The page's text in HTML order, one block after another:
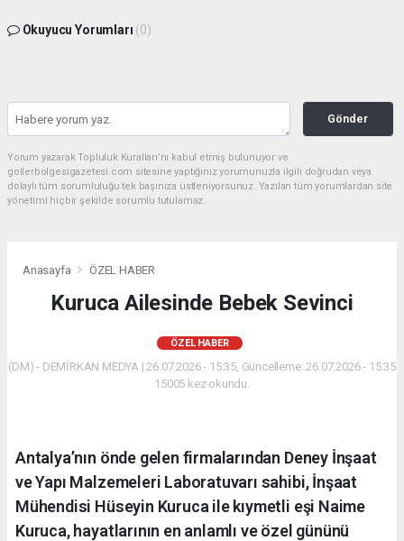
Okuyucu Yorumları (0)
Gönder
Yorum yazarak Topluluk Kuralları’nı kabul etmiş bulunuyor ve
gollerbolgesigazetesi.com sitesine yaptığınız yorumunuzla ilgili doğrudan veya
dolaylı tüm sorumluluğu tek başınıza üstleniyorsunuz. Yazılan tüm yorumlardan site
yönetimi hiçbir şekilde sorumlu tutulamaz.
Anasayfa ÖZEL HABER
Kuruca Ailesinde Bebek Sevinci
ÖZEL HABER
(DM) - DEMİRKAN MEDYA | 26.07.2026 - 15:35, Güncelleme: 26.07.2026 - 15:35
15005 kez okundu.
Antalya’nın önde gelen firmalarından Deney İnşaat
ve Yapı Malzemeleri Laboratuvarı sahibi, İnşaat
Mühendisi Hüseyin Kuruca ile kıymetli eşi Naime
Kuruca, hayatlarının en anlamlı ve özel gününü